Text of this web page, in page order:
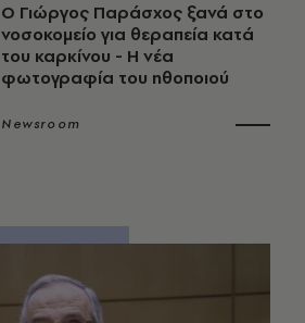
O Γιώργος Παράσχος ξανά στο
νοσοκομείο για θεραπεία κατά
του καρκίνου - Η νέα
φωτογραφία του ηθοποιού
Newsroom